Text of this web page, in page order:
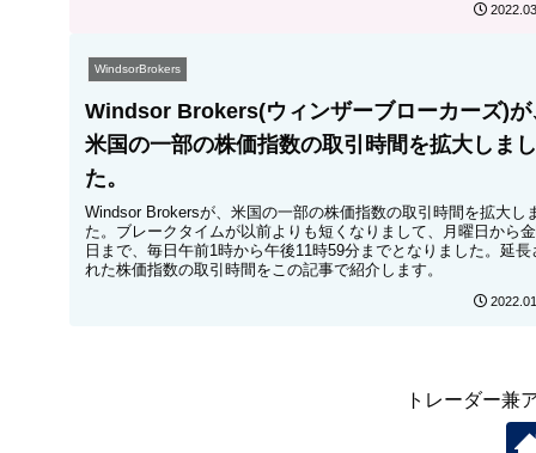
WindsorBrokers
Windsor Brokers(ウィンザーブローカーズ)が
米国の一部の株価指数の取引時間を拡大しまし
た。
Windsor Brokersが、米国の一部の株価指数の取引時間を拡大し
た。ブレークタイムが以前よりも短くなりまして、月曜日から
日まで、毎日午前1時から午後11時59分までとなりました。延長
れた株価指数の取引時間をこの記事で紹介します。
トレーダー兼